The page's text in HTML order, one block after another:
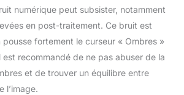
numérique peut subsister, notamment
en post-traitement. Ce bruit est
pousse fortement le curseur « Ombres »
recommandé de ne pas abuser de la
et de trouver un équilibre entre
l’image.